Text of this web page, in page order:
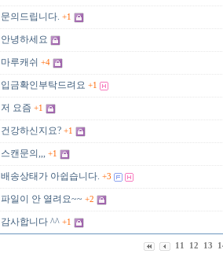
문의드립니다. +1
안녕하세요
마루캐쉬 +4
입금확인부탁드려요 +1
저 요즘 +1
건강하신지요? +1
스캔문의,,, +1
배송상태가 아쉽습니다. +3
파일이 안 열려요~~ +2
감사합니다 ^^ +1
11 12 13